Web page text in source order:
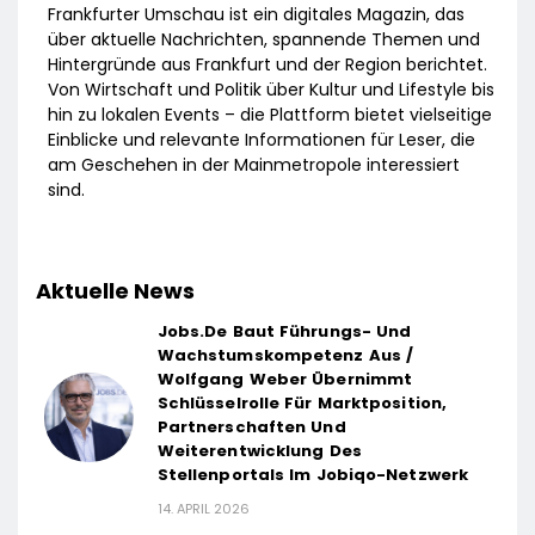
Frankfurter Umschau ist ein digitales Magazin, das
über aktuelle Nachrichten, spannende Themen und
Hintergründe aus Frankfurt und der Region berichtet.
Von Wirtschaft und Politik über Kultur und Lifestyle bis
hin zu lokalen Events – die Plattform bietet vielseitige
Einblicke und relevante Informationen für Leser, die
am Geschehen in der Mainmetropole interessiert
sind.
Aktuelle News
Jobs.de Baut Führungs- Und
Wachstumskompetenz Aus /
Wolfgang Weber Übernimmt
Schlüsselrolle Für Marktposition,
Partnerschaften Und
Weiterentwicklung Des
Stellenportals Im Jobiqo-Netzwerk
14. APRIL 2026